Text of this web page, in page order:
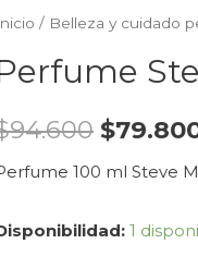
/ Belleza y cuidado
94.600 $
100 ml Steve
1